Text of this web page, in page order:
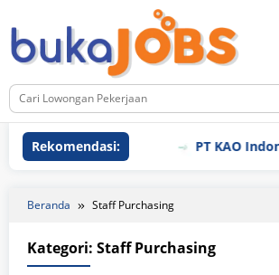
ke
konten
Rekomendasi: PT KAO
Beranda Staff Purchasing
Kategori: Staff Purchasing